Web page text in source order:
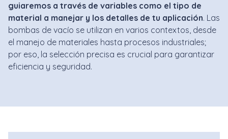
guiaremos a través de variables como el tipo de
material a manejar y los detalles de tu aplicación. Las
bombas de vacío se utilizan en varios contextos, desde
el manejo de materiales hasta procesos industriales;
por eso, la selección precisa es crucial para garantizar
eficiencia y seguridad.